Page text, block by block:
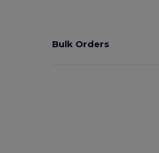
Bulk Orders